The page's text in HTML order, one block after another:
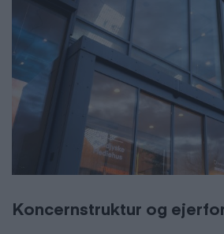
Koncernstruktur og